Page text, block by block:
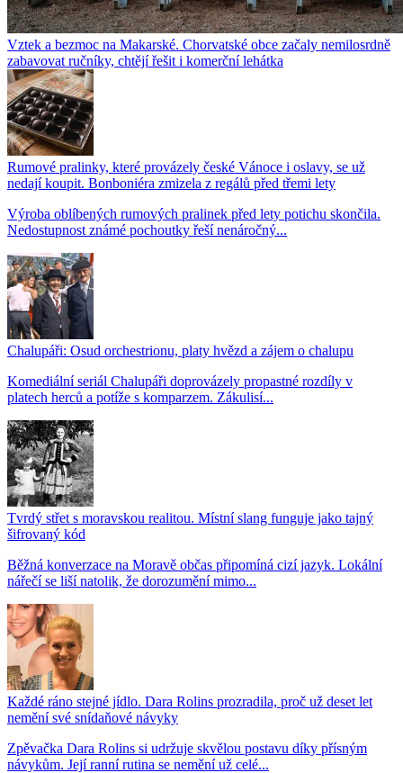
Vztek a bezmoc na Makarské. Chorvatské obce začaly nemilosrdně
zabavovat ručníky, chtějí řešit i komerční lehátka
Rumové pralinky, které provázely české Vánoce i oslavy, se už
nedají koupit. Bonboniéra zmizela z regálů před třemi lety
Výroba oblíbených rumových pralinek před lety potichu skončila.
Nedostupnost známé pochoutky řeší nenáročný...
Chalupáři: Osud orchestrionu, platy hvězd a zájem o chalupu
Komediální seriál Chalupáři doprovázely propastné rozdíly v
platech herců a potíže s komparzem. Zákulisí...
Tvrdý střet s moravskou realitou. Místní slang funguje jako tajný
šifrovaný kód
Běžná konverzace na Moravě občas připomíná cizí jazyk. Lokální
nářečí se liší natolik, že dorozumění mimo...
Každé ráno stejné jídlo. Dara Rolins prozradila, proč už deset let
nemění své snídaňové návyky
Zpěvačka Dara Rolins si udržuje skvělou postavu díky přísným
návykům. Její ranní rutina se nemění už celé...